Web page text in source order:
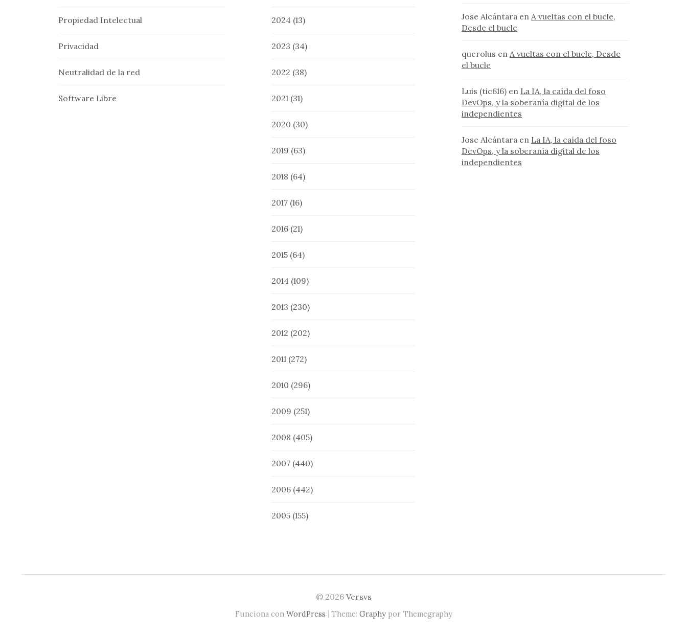
Propiedad Intelectual
Privacidad
Neutralidad de la red
Software Libre
2024 (13)
2023 (34)
2022 (38)
2021 (31)
2020 (30)
2019 (63)
2018 (64)
2017 (16)
2016 (21)
2015 (64)
2014 (109)
2013 (230)
2012 (202)
2011 (272)
2010 (296)
2009 (251)
2008 (405)
2007 (440)
2006 (442)
2005 (155)
Jose Alcántara en A vueltas con el bucle,
Desde el bucle
querolus en A vueltas con el bucle, Desde
el bucle
Luis (tic616) en La IA, la caída del foso
DevOps, y la soberanía digital de los
independientes
Jose Alcántara en La IA, la caída del foso
DevOps, y la soberanía digital de los
independientes
© 2026 Versvs
Funciona con WordPress | Theme: Graphypor Themegraphy